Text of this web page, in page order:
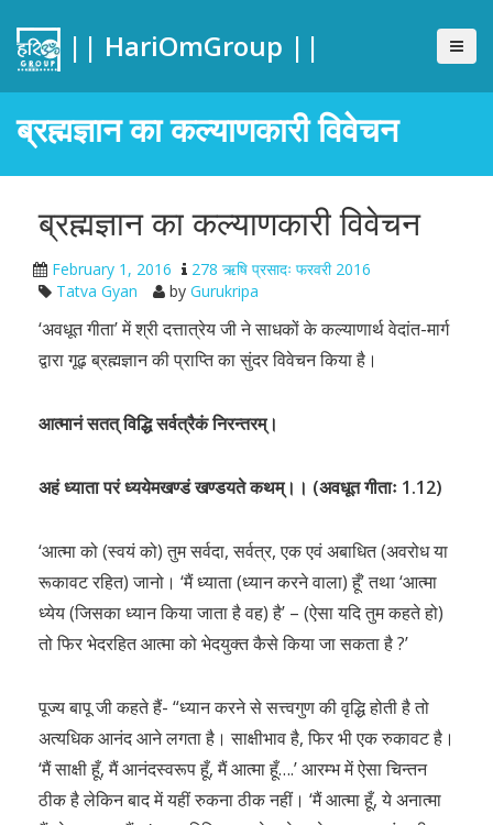
|| HariOmGroup ||
ब्रह्मज्ञान का कल्याणकारी विवेचन
ब्रह्मज्ञान का कल्याणकारी विवेचन
February 1, 2016
278 ऋषि प्रसादः फरवरी 2016
Tatva Gyan
by Gurukripa
‘अवधूत गीता’ में श्री दत्तात्रेय जी ने साधकों के कल्याणार्थ वेदांत-मार्ग
द्वारा गूढ़ ब्रह्मज्ञान की प्राप्ति का सुंदर विवेचन किया है।
आत्मानं सतत् विद्धि सर्वत्रैकं निरन्तरम्।
अहं ध्याता परं ध्ययेमखण्डं खण्डयते कथम्।। (अवधूत गीताः 1.12)
‘आत्मा को (स्वयं को) तुम सर्वदा, सर्वत्र, एक एवं अबाधित (अवरोध या
रूकावट रहित) जानो। ‘मैं ध्याता (ध्यान करने वाला) हूँ’ तथा ‘आत्मा
ध्येय (जिसका ध्यान किया जाता है वह) है’ – (ऐसा यदि तुम कहते हो)
तो फिर भेदरहित आत्मा को भेदयुक्त कैसे किया जा सकता है ?’
पूज्य बापू जी कहते हैं- “ध्यान करने से सत्त्वगुण की वृद्धि होती है तो
अत्यधिक आनंद आने लगता है। साक्षीभाव है, फिर भी एक रुकावट है।
‘मैं साक्षी हूँ, मैं आनंदस्वरूप हूँ, मैं आत्मा हूँ….’ आरम्भ में ऐसा चिन्तन
ठीक है लेकिन बाद में यहीं रुकना ठीक नहीं। ‘मैं आत्मा हूँ, ये अनात्मा